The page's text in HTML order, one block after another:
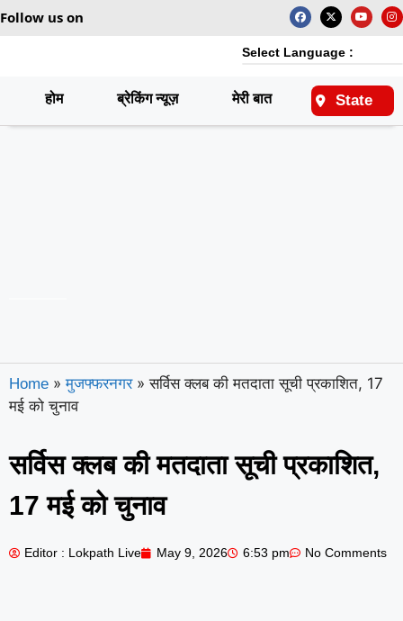
Follow us on
Select Language :
होम ब्रेकिंग न्यूज़ मेरी बात राष्ट्रीय
State
Home » मुजफ्फरनगर » सर्विस क्लब की मतदाता सूची प्रकाशित, 17
मई को चुनाव
सर्विस क्लब की मतदाता सूची प्रकाशित,
17 मई को चुनाव
Editor : Lokpath Live May 9, 2026 6:53 pm No Comments